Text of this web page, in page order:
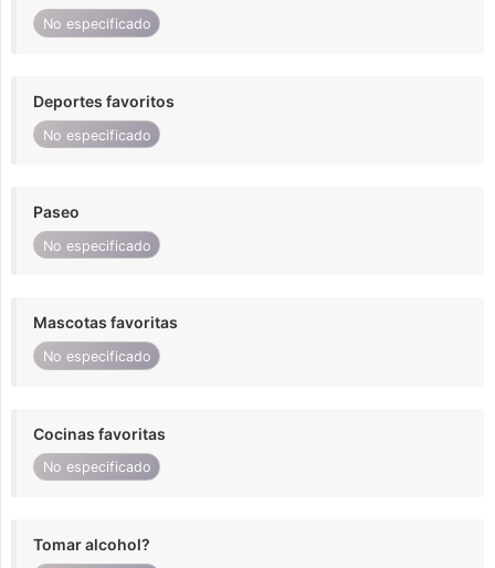
No especificado
Deportes favoritos
No especificado
Paseo
No especificado
Mascotas favoritas
No especificado
Cocinas favoritas
No especificado
Tomar alcohol?